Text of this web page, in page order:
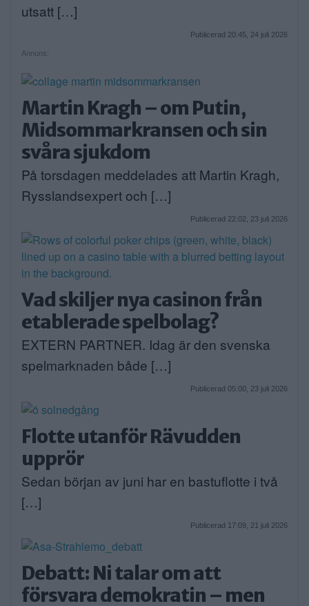
utsatt […]
Publicerad 20:45, 24 juli 2026
Annons:
Martin Kragh – om Putin,
Midsommarkransen och sin
svåra sjukdom
På torsdagen meddelades att Martin Kragh,
Rysslandsexpert och […]
Publicerad 22:02, 23 juli 2026
Vad skiljer nya casinon från
etablerade spelbolag?
EXTERN PARTNER. Idag är den svenska
spelmarknaden både […]
Publicerad 05:00, 23 juli 2026
Flotte utanför Rävudden
upprör
Sedan början av juni har en bastuflotte i två
[…]
Publicerad 17:09, 21 juli 2026
Debatt: Ni talar om att
försvara demokratin – men